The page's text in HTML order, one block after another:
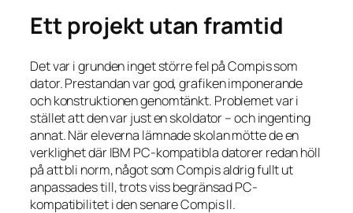
Ett projekt utan framtid
Det var i grunden inget större fel på Compis som
dator. Prestandan var god, grafiken imponerande
och konstruktionen genomtänkt. Problemet var i
stället att den var just en skoldator – och ingenting
annat. När eleverna lämnade skolan mötte de en
verklighet där IBM PC-kompatibla datorer redan höll
på att bli norm, något som Compis aldrig fullt ut
anpassades till, trots viss begränsad PC-
kompatibilitet i den senare Compis II.